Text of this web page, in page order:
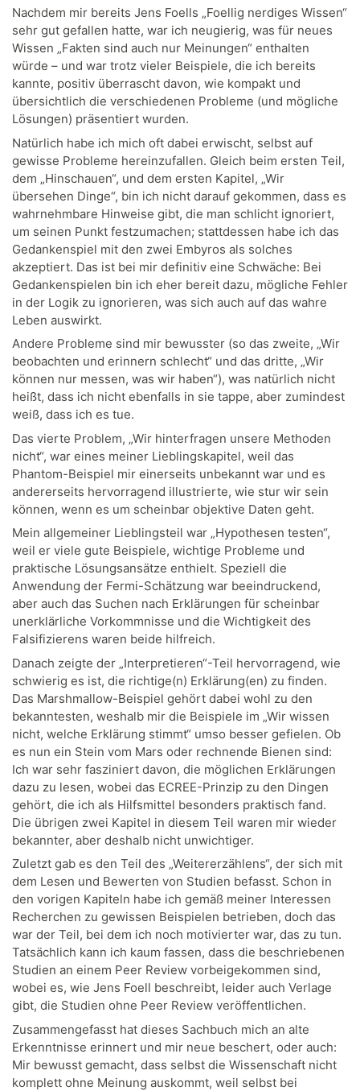
Nachdem mir bereits Jens Foells „Foellig nerdiges Wissen“
sehr gut gefallen hatte, war ich neugierig, was für neues
Wissen „Fakten sind auch nur Meinungen“ enthalten
würde – und war trotz vieler Beispiele, die ich bereits
kannte, positiv überrascht davon, wie kompakt und
übersichtlich die verschiedenen Probleme (und mögliche
Lösungen) präsentiert wurden.
Natürlich habe ich mich oft dabei erwischt, selbst auf
gewisse Probleme hereinzufallen. Gleich beim ersten Teil,
dem „Hinschauen“, und dem ersten Kapitel, „Wir
übersehen Dinge“, bin ich nicht darauf gekommen, dass es
wahrnehmbare Hinweise gibt, die man schlicht ignoriert,
um seinen Punkt festzumachen; stattdessen habe ich das
Gedankenspiel mit den zwei Embyros als solches
akzeptiert. Das ist bei mir definitiv eine Schwäche: Bei
Gedankenspielen bin ich eher bereit dazu, mögliche Fehler
in der Logik zu ignorieren, was sich auch auf das wahre
Leben auswirkt.
Andere Probleme sind mir bewusster (so das zweite, „Wir
beobachten und erinnern schlecht“ und das dritte, „Wir
können nur messen, was wir haben“), was natürlich nicht
heißt, dass ich nicht ebenfalls in sie tappe, aber zumindest
weiß, dass ich es tue.
Das vierte Problem, „Wir hinterfragen unsere Methoden
nicht“, war eines meiner Lieblingskapitel, weil das
Phantom-Beispiel mir einerseits unbekannt war und es
andererseits hervorragend illustrierte, wie stur wir sein
können, wenn es um scheinbar objektive Daten geht.
Mein allgemeiner Lieblingsteil war „Hypothesen testen“,
weil er viele gute Beispiele, wichtige Probleme und
praktische Lösungsansätze enthielt. Speziell die
Anwendung der Fermi-Schätzung war beeindruckend,
aber auch das Suchen nach Erklärungen für scheinbar
unerklärliche Vorkommnisse und die Wichtigkeit des
Falsifizierens waren beide hilfreich.
Danach zeigte der „Interpretieren“-Teil hervorragend, wie
schwierig es ist, die richtige(n) Erklärung(en) zu finden.
Das Marshmallow-Beispiel gehört dabei wohl zu den
bekanntesten, weshalb mir die Beispiele im „Wir wissen
nicht, welche Erklärung stimmt“ umso besser gefielen. Ob
es nun ein Stein vom Mars oder rechnende Bienen sind:
Ich war sehr fasziniert davon, die möglichen Erklärungen
dazu zu lesen, wobei das ECREE-Prinzip zu den Dingen
gehört, die ich als Hilfsmittel besonders praktisch fand.
Die übrigen zwei Kapitel in diesem Teil waren mir wieder
bekannter, aber deshalb nicht unwichtiger.
Zuletzt gab es den Teil des „Weitererzählens“, der sich mit
dem Lesen und Bewerten von Studien befasst. Schon in
den vorigen Kapiteln habe ich gemäß meiner Interessen
Recherchen zu gewissen Beispielen betrieben, doch das
war der Teil, bei dem ich noch motivierter war, das zu tun.
Tatsächlich kann ich kaum fassen, dass die beschriebenen
Studien an einem Peer Review vorbeigekommen sind,
wobei es, wie Jens Foell beschreibt, leider auch Verlage
gibt, die Studien ohne Peer Review veröffentlichen.
Zusammengefasst hat dieses Sachbuch mich an alte
Erkenntnisse erinnert und mir neue beschert, oder auch:
Mir bewusst gemacht, dass selbst die Wissenschaft nicht
komplett ohne Meinung auskommt, weil selbst bei